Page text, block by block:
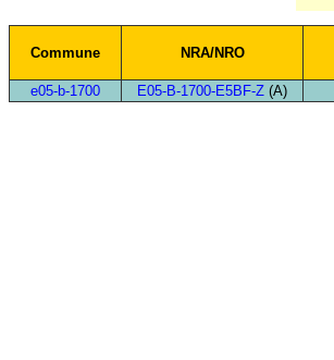
Commune NRA/NRO
e05-b-1700
E05-B-1700-E5BF-Z (A)